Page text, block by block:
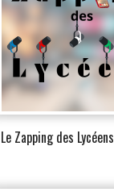
Le Zapping des Lycéens